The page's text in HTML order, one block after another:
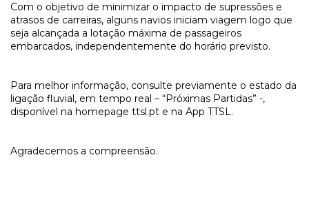
Com o objetivo de minimizar o impacto de supressões e
atrasos de carreiras, alguns navios iniciam viagem logo que
seja alcançada a lotação máxima de passageiros
embarcados, independentemente do horário previsto.
Para melhor informação, consulte previamente o estado da
ligação fluvial, em tempo real – “Próximas Partidas” -,
disponível na homepage ttsl.pt e na App TTSL.
Agradecemos a compreensão.